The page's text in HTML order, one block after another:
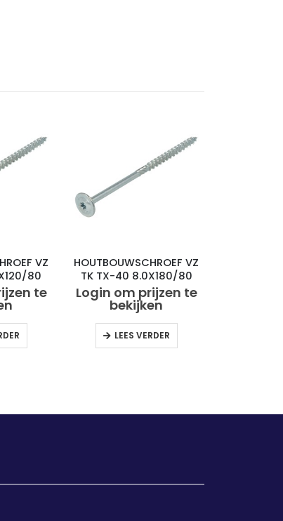
VZ
80
te
HOUTBOUWSCHROEF VZ
TK TX-40 8.0X180/80
(50)
Login om prijzen te
bekijken
LEES VERDER